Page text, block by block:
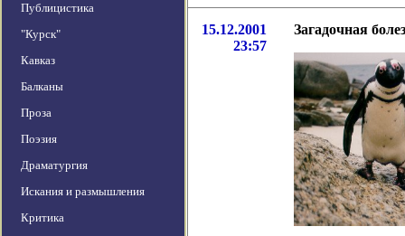
Публицистика
"Курск"
Кавказ
Балканы
Проза
Поэзия
Драматургия
Искания и размышления
Критика
15.12.2001
23:57
Загадочная